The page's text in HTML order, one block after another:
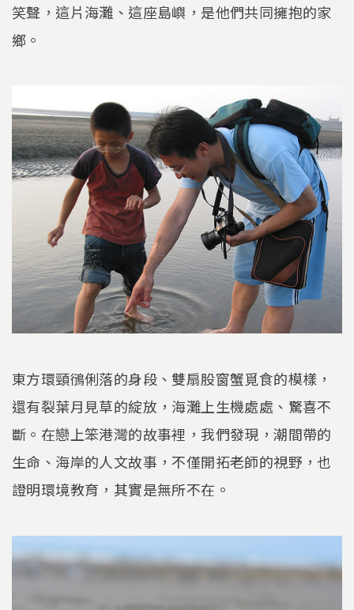
笑聲，這片海灘、這座島嶼，是他們共同擁抱的家
鄉。
東方環頸鴴俐落的身段、雙扇股窗蟹覓食的模樣，
還有裂葉月見草的綻放，海灘上生機處處、驚喜不
斷。在戀上笨港灣的故事裡，我們發現，潮間帶的
生命、海岸的人文故事，不僅開拓老師的視野，也
證明環境教育，其實是無所不在。